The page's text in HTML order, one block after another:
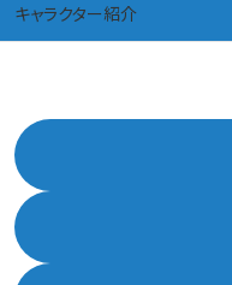
キャラクター紹介